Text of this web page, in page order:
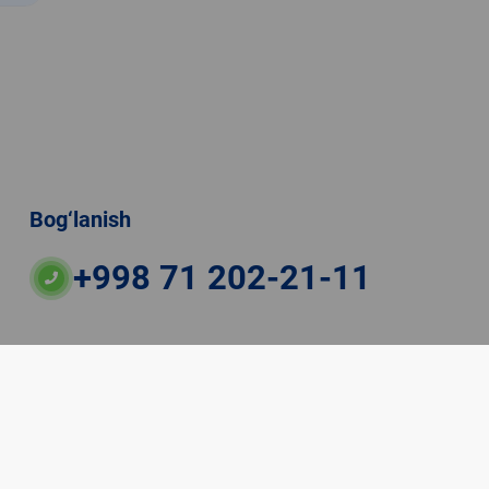
Bog‘lanish
+998 71 202-21-11